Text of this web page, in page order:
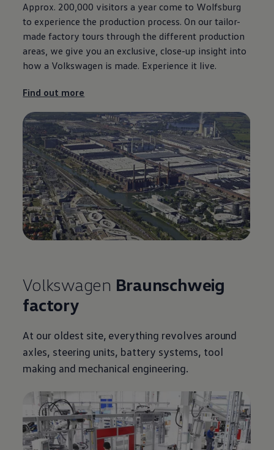
Approx. 200,000 visitors a year come to Wolfsburg
to experience the production process. On our tailor-
made factory tours through the different production
areas, we give you an exclusive, close-up insight into
how a Volkswagen is made. Experience it live.
Find out more
Volkswagen Braunschweig
factory
At our oldest site, everything revolves around
axles, steering units, battery systems, tool
making and mechanical engineering.